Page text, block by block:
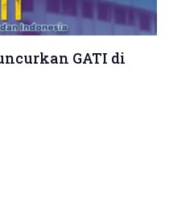
GATI di